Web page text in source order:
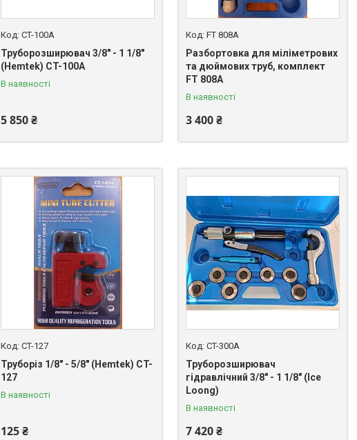
CT-100A
Труборозширювач 3/8" - 1 1/8"
(Hemtek) CT-100A
В наявності
5 850 ₴
FT 808A
Разбортовка для міліметрових
та дюймових труб, комплект
FT 808A
В наявності
3 400 ₴
CT-127
Труборіз 1/8" - 5/8" (Hemtek) CT-
127
В наявності
125 ₴
CT-300А
Труборозширювач
гідравлічний 3/8" - 1 1/8" (Ice
Loong)
В наявності
7 420 ₴